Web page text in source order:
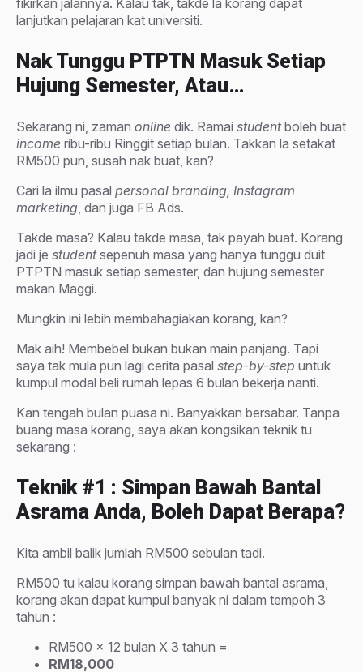
fikirkan jalannya. Kalau tak, takde la korang dapat
lanjutkan pelajaran kat universiti.
Nak Tunggu PTPTN Masuk Setiap
Hujung Semester, Atau…
Sekarang ni, zaman online dik. Ramai studentboleh buat
income ribu-ribu Ringgit setiap bulan. Takkan la setakat
RM500 pun, susah nak buat, kan?
Cari la ilmu pasal personal branding, Instagram
marketing, dan juga FB Ads.
Takde masa? Kalau takde masa, tak payah buat. Korang
jadi je studentsepenuh masa yang hanya tunggu duit
PTPTN masuk setiap semester, dan hujung semester
makan Maggi.
Mungkin ini lebih membahagiakan korang, kan?
Mak aih! Membebel bukan bukan main panjang. Tapi
saya tak mula pun lagi cerita pasal step-by-step untuk
kumpul modal beli rumah lepas 6 bulan bekerja nanti.
Kan tengah bulan puasa ni. Banyakkan bersabar. Tanpa
buang masa korang, saya akan kongsikan teknik tu
sekarang :
Teknik #1 : Simpan Bawah Bantal
Asrama Anda, Boleh Dapat Berapa?
Kita ambil balik jumlah RM500 sebulan tadi.
RM500 tu kalau korang simpan bawah bantal asrama,
korang akan dapat kumpul banyak ni dalam tempoh 3
tahun :
RM500 x 12 bulan X 3 tahun =
RM18,000